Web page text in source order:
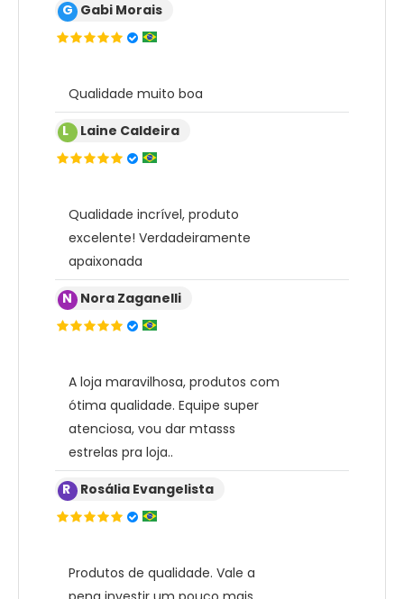
G Gabi Morais
Qualidade muito boa
L Laine Caldeira
Qualidade incrível, produto
excelente! Verdadeiramente
apaixonada
N Nora Zaganelli
A loja maravilhosa, produtos com
ótima qualidade. Equipe super
atenciosa, vou dar mtasss
estrelas pra loja..
R Rosália Evangelista
Produtos de qualidade. Vale a